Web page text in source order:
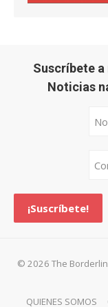
Suscríbete
Noticias
© 2026 The
QUIENES SOMOS